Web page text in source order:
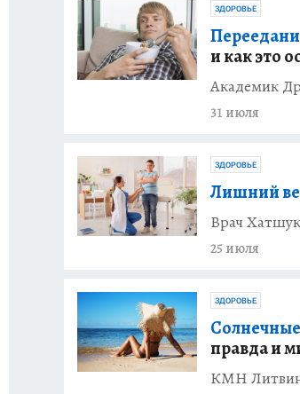
ЗДОРОВЬЕ
и как это
Академик
31 июля
ЗДОРОВЬЕ
Лишний
Врач
25 июля
ЗДОРОВЬЕ
правда и
КМН